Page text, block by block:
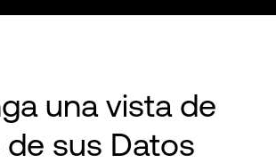
unavista de
de sus Datos